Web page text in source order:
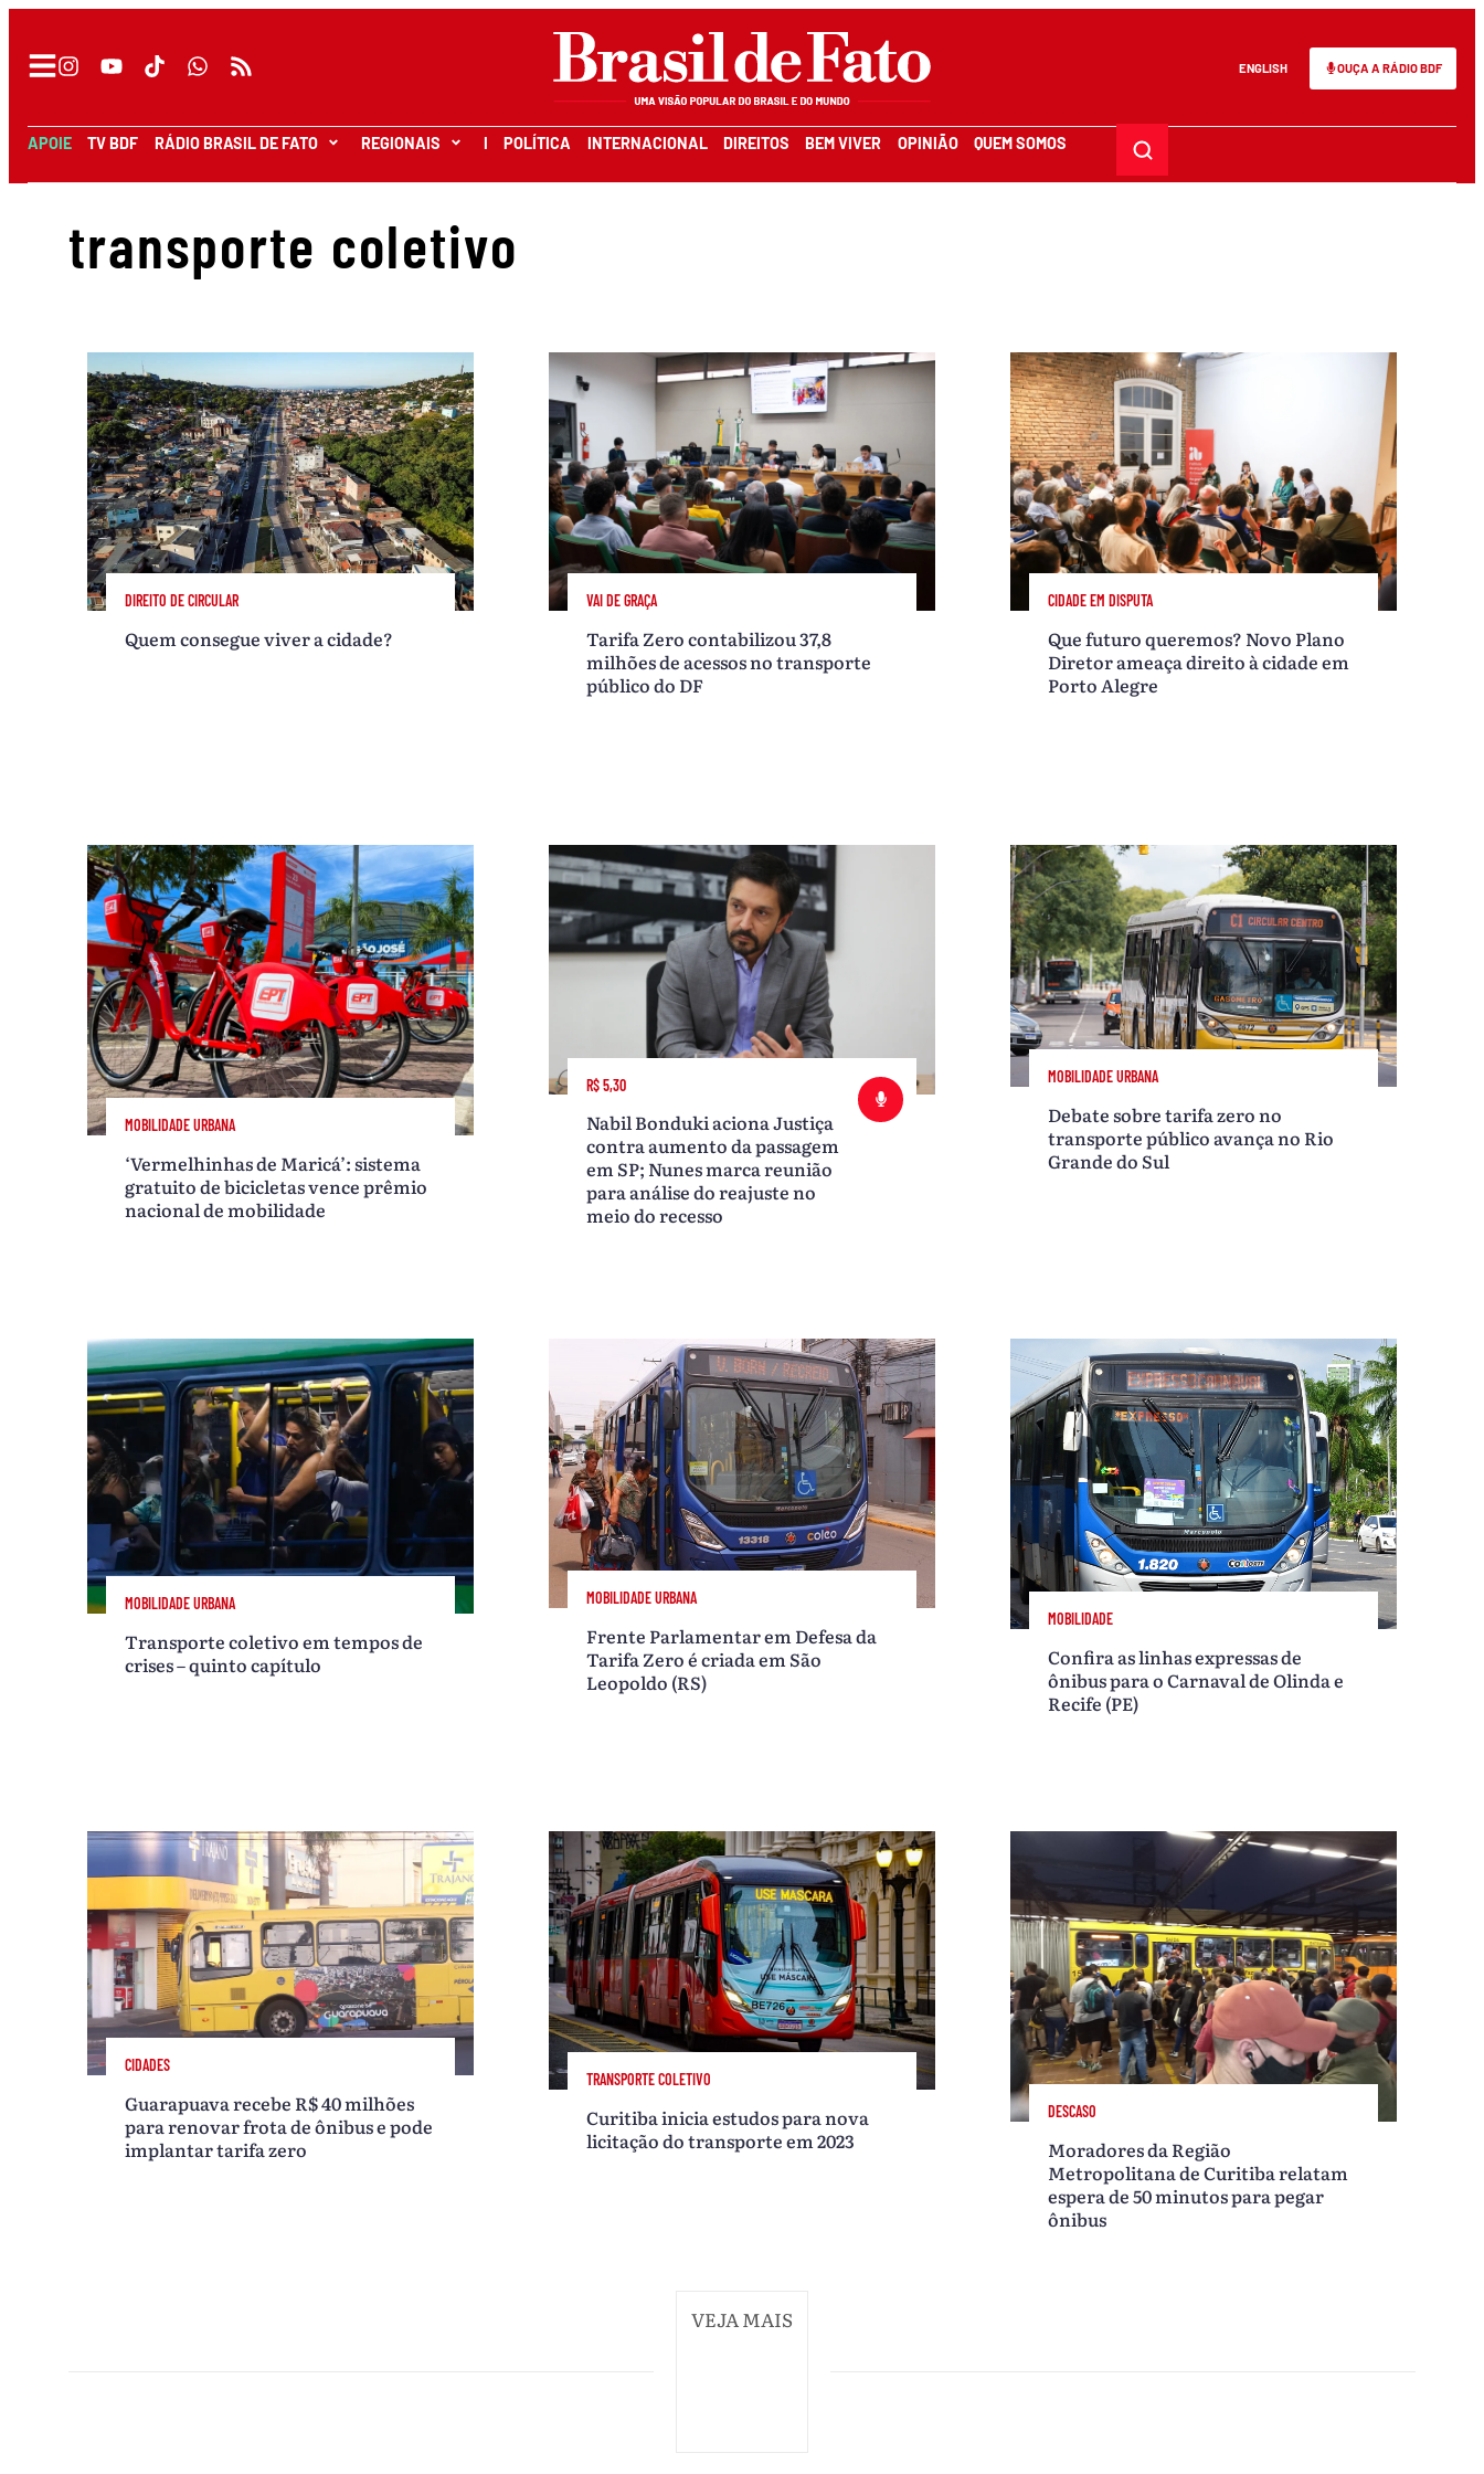
ENGLISH OUÇA A RÁDIO BDF
APOIE TV BDF RÁDIO BRASIL DE FATO REGIONAIS I POLÍTICA INTERNACIONAL DIREITOS BEM VIVER OPINIÃO QUEM SOMOS
transporte coletivo
DIREITO DE CIRCULAR
Quem consegue viver a cidade?
VAI DE GRAÇA
Tarifa Zero contabilizou 37,8
milhões de acessos no transporte
público do DF
CIDADE EM DISPUTA
Que futuro queremos? Novo Plano
Diretor ameaça direito à cidade em
Porto Alegre
MOBILIDADE URBANA
‘Vermelhinhas de Maricá’: sistema
gratuito de bicicletas vence prêmio
nacional de mobilidade
R$ 5,30
Nabil Bonduki aciona Justiça
contra aumento da passagem
em SP; Nunes marca reunião
para análise do reajuste no
meio do recesso
MOBILIDADE URBANA
Debate sobre tarifa zero no
transporte público avança no Rio
Grande do Sul
MOBILIDADE URBANA
Transporte coletivo em tempos de
crises – quinto capítulo
MOBILIDADE URBANA
Frente Parlamentar em Defesa da
Tarifa Zero é criada em São
Leopoldo (RS)
MOBILIDADE
Confira as linhas expressas de
ônibus para o Carnaval de Olinda e
Recife (PE)
CIDADES
Guarapuava recebe R$ 40 milhões
para renovar frota de ônibus e pode
implantar tarifa zero
TRANSPORTE COLETIVO
Curitiba inicia estudos para nova
licitação do transporte em 2023
DESCASO
Moradores da Região
Metropolitana de Curitiba relatam
espera de 50 minutos para pegar
ônibus
VEJA MAIS